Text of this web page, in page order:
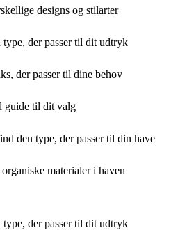
designs og stilarter
der passer til dit udtryk
der passer til dine behov
guide til dit valg
den type, der passer til din have
materialer i haven
der passer til dit udtryk